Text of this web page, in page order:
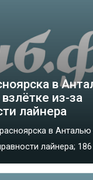
в
из-за
лайнера
в
лайнера;